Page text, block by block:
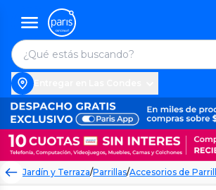
Jardín y Terraza/Parrillas/Accesorios de